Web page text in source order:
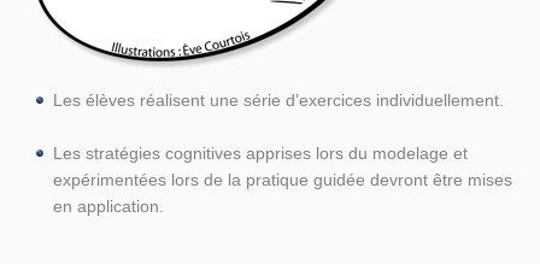
Les élèves réalisent une série d’exercices individuellement.
Les stratégies cognitives apprises lors du modelage et
expérimentées lors de la pratique guidée devront être mises
en application.